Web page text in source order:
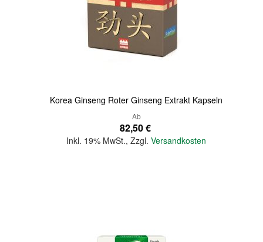
Korea Ginseng Roter Ginseng Extrakt Kapseln
Ab
82,50 €
Inkl. 19% MwSt.,Zzgl.Versandkosten